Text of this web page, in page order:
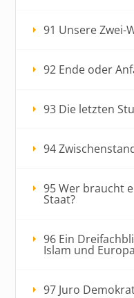
91 Unsere Zwei-
92 Ende oder
93 Die letzten
94
95 Wer braucht
Staat?
96 Ein
Islam und Europa
97 Juro